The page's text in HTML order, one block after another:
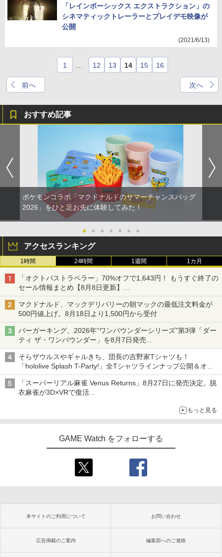
「レインボーシックス エクストラクション」の
シネマティックトレーラーとプレイデモ映像が
公開
(2021/6/13)
前へ
1 12 13 14 15 16
次へ
おすすめ記事
ポケモンコラボ「マクドナルドのサマーチャンスバッグ
2026」をひと足お先に体験してみた！
● ● ● ● ● ● ●
アクセスランキング
1時間 24時間 1週間 1カ月
「オクトパストラベラー」70%オフで1,643円！ もうすぐ終了の
セール情報まとめ【8月8日更新】
ニンテンドーeショップでは「大神 絶景版」が67%オフで990円
マクドナルド、マックデリバリーの朝マックの最低注文料金が
500円値上げ。8月18日より1,500円から受付
バーガーキング、2026年“ワンパウンダーシリーズ”第3弾「ダー
ティ ザ・ワンパウンダー」を8月7日発売
「特製ガーリックマヨソース」を使用した超大型チーズバーガー
そらザウルスやギャルきち、団長の吉野家Tシャツも！
「hololive Splash T-Party!」全Tシャツラインナップ公開＆オン
ライン販売開始
「スーパーリアル麻雀 Venus Returns」8月27日に発売決定。脱
衣麻雀が3D×VRで復活
もっと見る
GAME Watch をフォローする
本サイトのご利用について お問い合わせ
広告掲載のご案内 編集部へのご連絡